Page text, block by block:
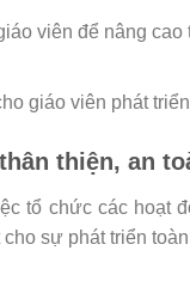
viên để nâng cao
giáo viên phát
thiện, an
tổ chức các hoạt
sự phát triển